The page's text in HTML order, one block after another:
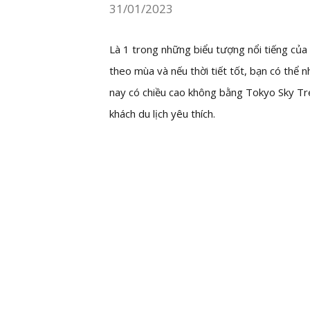
31/01/2023
Là 1 trong những biểu tượng nổi tiếng
theo mùa và nếu thời tiết tốt, bạn có thể
nay có chiều cao không bằng Tokyo Sky
khách du lịch yêu thích.